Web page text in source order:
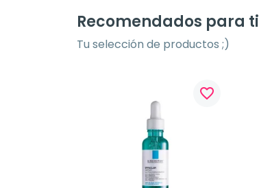
Recomendados para ti
Tu selección de productos ;)
favorite_border